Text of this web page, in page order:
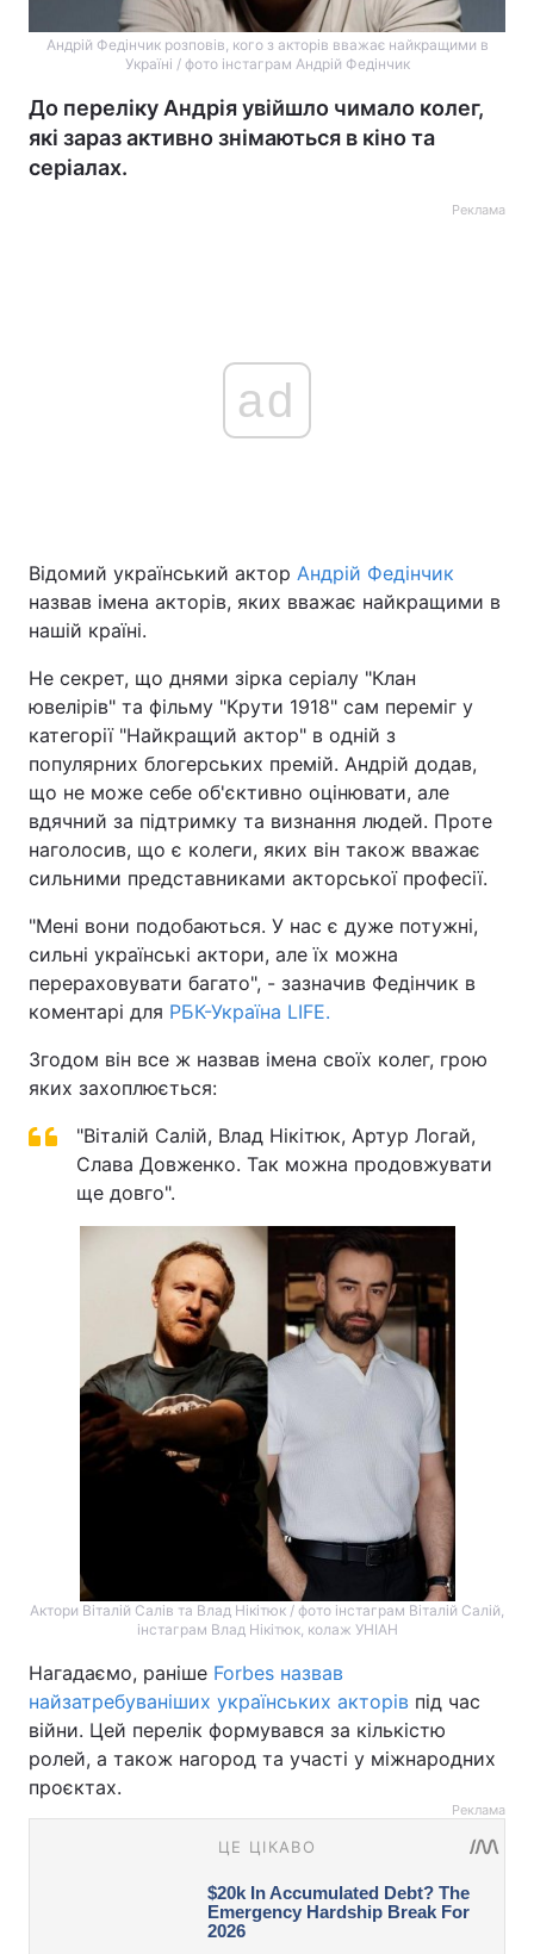
Андрій Федінчик розповів, кого з акторів вважає найкращими в
Україні / фото інстаграм Андрій Федінчик
До переліку Андрія увійшло чимало колег,
які зараз активно знімаються в кіно та
серіалах.
Реклама
ad
Відомий український актор Андрій Федінчик
назвав імена акторів, яких вважає найкращими в
нашій країні.
Не секрет, що днями зірка серіалу "Клан
ювелірів" та фільму "Крути 1918" сам переміг у
категорії "Найкращий актор" в одній з
популярних блогерських премій. Андрій додав,
що не може себе об'єктивно оцінювати, але
вдячний за підтримку та визнання людей. Проте
наголосив, що є колеги, яких він також вважає
сильними представниками акторської професії.
"Мені вони подобаються. У нас є дуже потужні,
сильні українські актори, але їх можна
перераховувати багато", - зазначив Федінчик в
коментарі для РБК-Україна LIFE.
Згодом він все ж назвав імена своїх колег, грою
яких захоплюється:
"Віталій Салій, Влад Нікітюк, Артур Логай,
Слава Довженко. Так можна продовжувати
ще довго".
Актори Віталій Салів та Влад Нікітюк / фото інстаграм Віталій Салій,
інстаграм Влад Нікітюк, колаж УНІАН
Нагадаємо, раніше Forbes назвав
найзатребуваніших українських акторів під час
війни. Цей перелік формувався за кількістю
ролей, а також нагород та участі у міжнародних
проєктах.
Реклама